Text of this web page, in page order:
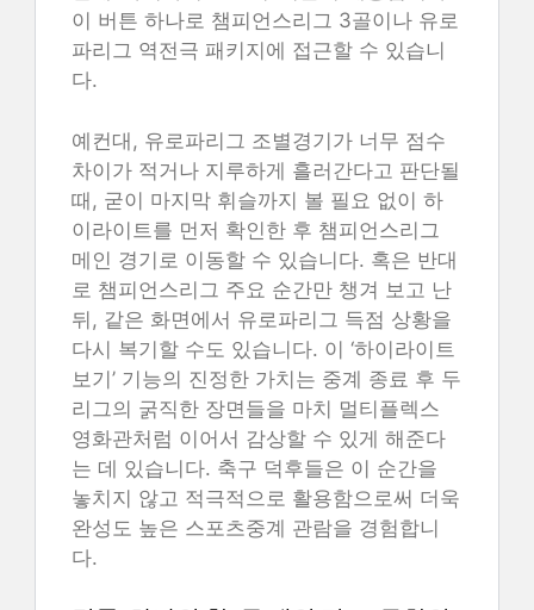
이 버튼 하나로 챔피언스리그 3골이나 유로
파리그 역전극 패키지에 접근할 수 있습니
다.
예컨대, 유로파리그 조별경기가 너무 점수
차이가 적거나 지루하게 흘러간다고 판단될
때, 굳이 마지막 휘슬까지 볼 필요 없이 하
이라이트를 먼저 확인한 후 챔피언스리그
메인 경기로 이동할 수 있습니다. 혹은 반대
로 챔피언스리그 주요 순간만 챙겨 보고 난
뒤, 같은 화면에서 유로파리그 득점 상황을
다시 복기할 수도 있습니다. 이 ‘하이라이트
보기’ 기능의 진정한 가치는 중계 종료 후 두
리그의 굵직한 장면들을 마치 멀티플렉스
영화관처럼 이어서 감상할 수 있게 해준다
는 데 있습니다. 축구 덕후들은 이 순간을
놓치지 않고 적극적으로 활용함으로써 더욱
완성도 높은 스포츠중계 관람을 경험합니
다.